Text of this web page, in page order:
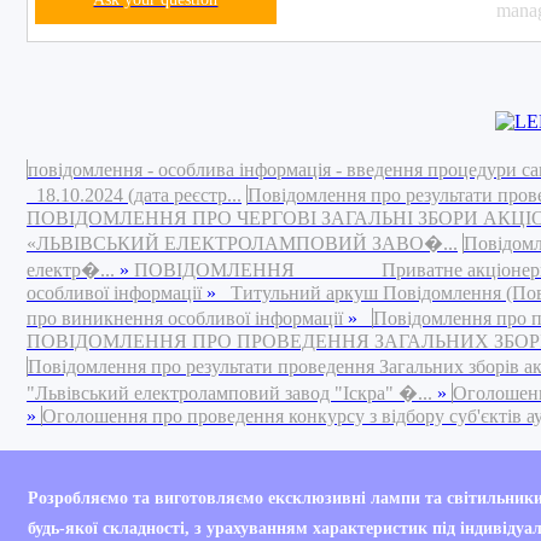
повідомлення - особлива інформація - введення процедури
18.10.2024 (дата реєстр... Повідомлення про результати
ПОВІДОМЛЕННЯ ПРО ЧЕРГОВІ ЗАГАЛЬНІ ЗБОРИ
«ЛЬВІВСЬКИЙ ЕЛЕКТРОЛАМПОВИЙ ЗАВО�...
електр�... » ПОВІДОМЛЕННЯ Приватне акціонерне
особливої інформації »
Титульний аркуш Повідомлення
про виникнення особливої інформації »
Повідомлення про
ПОВІДОМЛЕННЯ ПРО ПРОВЕДЕННЯ ЗАГАЛЬНИХ
Повідомлення про результати проведення Загальних зборів
"Львівський електроламповий завод "Іскра" �... »
» Оголошення про проведення конкурсу з відбору суб'єктів
Розробляємо та виготовляємо ексклюзивні лампи та
будь-якої складності, з урахуванням характеристик під
Your are currently